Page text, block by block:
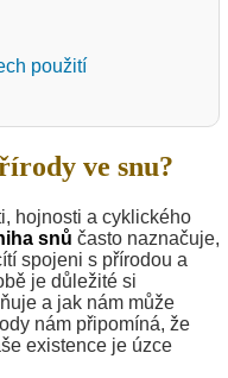
použití
ve snu?
hojnosti a cyklického
snů často naznačuje,
spojeni s přírodou a
je důležité si
a jak nám může
nám připomíná, že
existence je úzce